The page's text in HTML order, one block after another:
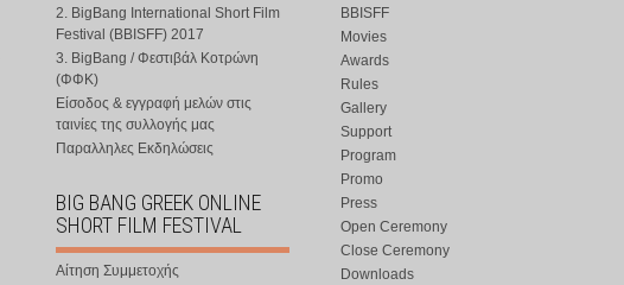
2. BigBang International Short Film
Festival (BBISFF) 2017
3. BigBang / Φεστιβάλ Κοτρώνη
(ΦΦΚ)
Είσοδος & εγγραφή μελών στις
ταινίες της συλλογής μας
Παραλληλες Εκδηλώσεις
BIG BANG GREEK ONLINE
SHORT FILM FESTIVAL
Αίτηση Συμμετοχής
BBISFF
Movies
Awards
Rules
Gallery
Support
Program
Promo
Press
Open Ceremony
Close Ceremony
Downloads